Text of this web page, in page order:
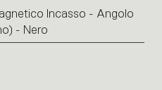
Incasso - Angolo
- Nero